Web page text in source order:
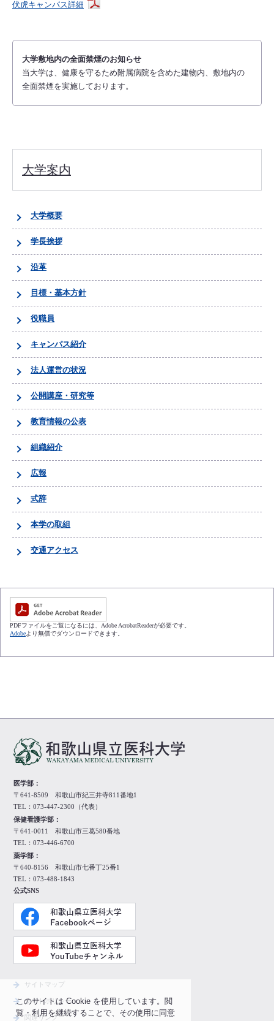
このサイトは Cookie を使用しています。閲
覧・利用を継続することで、その使用に同意
伏虎キャンパス詳細
大学敷地内の全面禁煙のお知らせ
当大学は、健康を守るため附属病院を含めた建物内、敷地内の
全面禁煙を実施しております。
大学案内
大学概要
学長挨拶
沿革
目標・基本方針
役職員
キャンパス紹介
法人運営の状況
公開講座・研究等
教育情報の公表
組織紹介
広報
式辞
本学の取組
交通アクセス
PDFファイルをご覧になるには、Adobe AcrobatReaderが必要です。
Adobeより無償でダウンロードできます。
医学部：
〒641-8509 和歌山市紀三井寺811番地1
TEL：073-447-2300（代表）
保健看護学部：
〒641-0011 和歌山市三葛580番地
TEL：073-446-6700
薬学部：
〒640-8156 和歌山市七番丁25番1
TEL：073-488-1843
公式SNS
サイトマップ
サイトポリシー
関連リンク